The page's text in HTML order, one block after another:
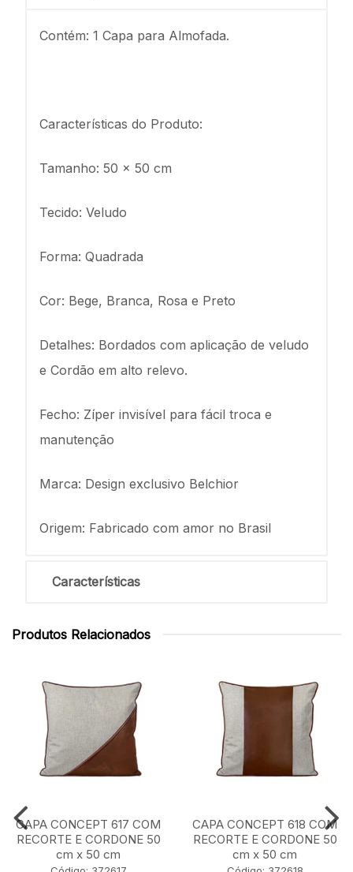
Contém: 1 Capa para Almofada.
Características do Produto:
Tamanho: 50 x 50 cm
Tecido: Veludo
Forma: Quadrada
Cor: Bege, Branca, Rosa e Preto
Detalhes: Bordados com aplicação de veludo
e Cordão em alto relevo.
Fecho: Zíper invisível para fácil troca e
manutenção
Marca: Design exclusivo Belchior
Origem: Fabricado com amor no Brasil
Características
Produtos Relacionados
CAPA CONCEPT 617 COM
RECORTE E CORDONE 50
cm x 50 cm
CAPA CONCEPT 618 COM
RECORTE E CORDONE 50
cm x 50 cm